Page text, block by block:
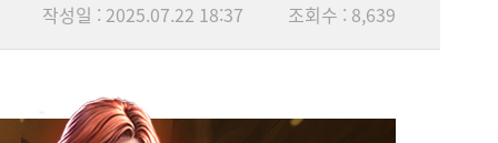
작성일 : 2025.07.22 18:37 조회수 : 8,639